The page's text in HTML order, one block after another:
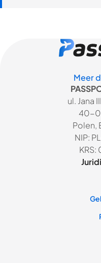
Meer
ul. Jana
40-
Polen,
NIP: